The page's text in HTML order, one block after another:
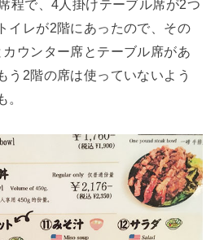
程で、4人掛けテーブル席が2つ
イレが2階にあったので、その
ウンター席とテーブル席があ
う2階の席は使っていないよう
。